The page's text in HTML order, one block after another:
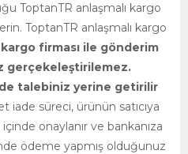
ToptanTR anlaşmalı kargo
ToptanTR anlaşmalı kargo
firması ile gönderim
gerçekeleştirilemez.
talebiniz yerine getirilir
süreci, ürünün satıcıya
onaylanır ve bankanıza
ödeme yapmış olduğunuz